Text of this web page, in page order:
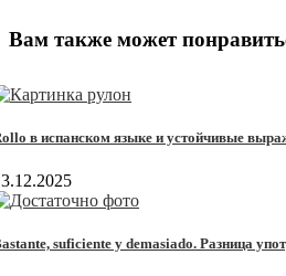
Вам также может
в испанском языке и устойчивые
suficiente y demasiado. Разница